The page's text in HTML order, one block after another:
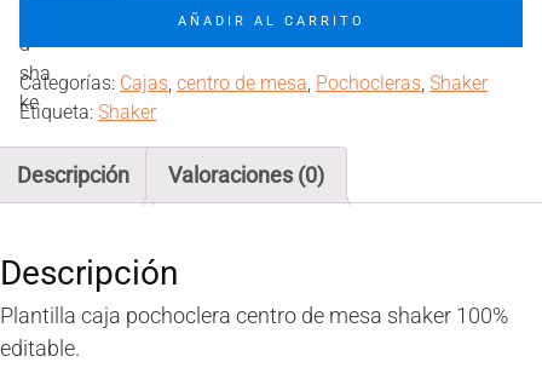
de
mesa
shaker
cantidad
AÑADIR AL CARRITO
Categorías: Cajas centro de mesa Pochocleras Shaker
Etiqueta: Shaker
Descripción Valoraciones (0)
Descripción
Plantilla caja pochoclera centro de mesa shaker 100%
editable.